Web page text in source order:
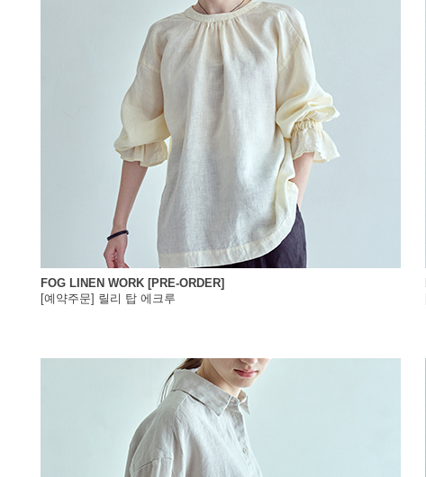
FOG LINEN WORK [PRE-ORDER]
[예약주문] 릴리 탑 에크루